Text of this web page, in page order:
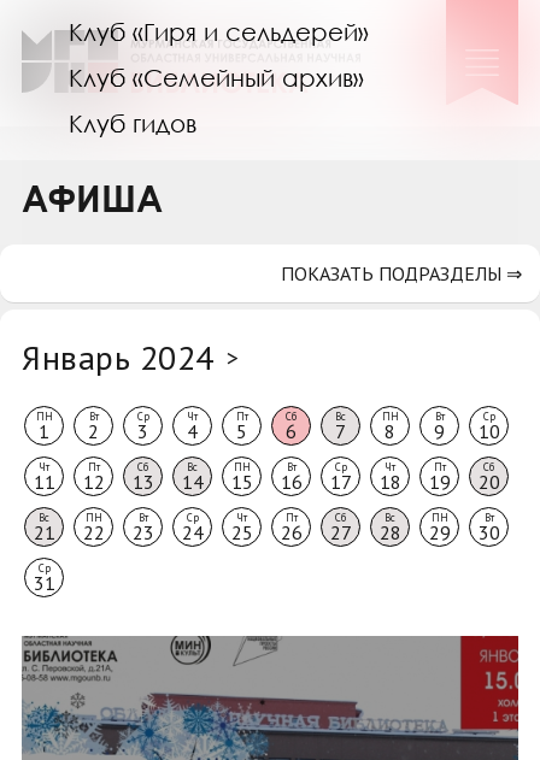
Клуб «Гиря и сельдерей»
Клуб «Семейный архив»
Клуб гидов
Коллегам
АФИША
Январь 2024 >
ПН
1
Вт
2
Ср
3
Чт
4
Пт
5
Сб
6
Вс
7
ПН
8
Вт
9
Ср
10
Чт
11
Пт
12
Сб
13
Вс
14
ПН
15
Вт
16
Ср
17
Чт
18
Пт
19
Сб
20
Вс
21
ПН
22
Вт
23
Ср
24
Чт
25
Пт
26
Сб
27
Вс
28
ПН
29
Вт
30
Ср
31
ПОКАЗАТЬ ПОДРАЗДЕЛЫ ⇒